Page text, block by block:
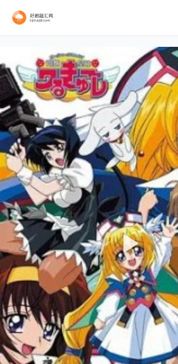
更新至第24集
更新至13集
连载中 连载到8集
第4集
第12集完结
第12集完结
已完结 共14集
第22集
第116集完结
第03集已完结